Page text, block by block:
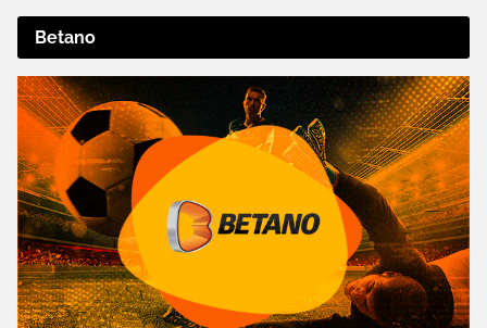
Betano